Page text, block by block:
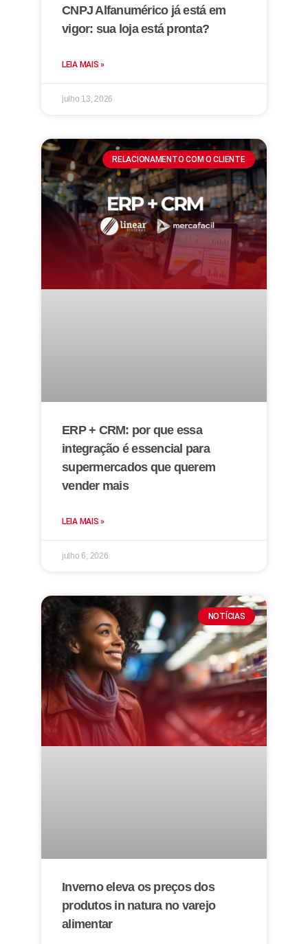
CNPJ Alfanumérico já está em
vigor: sua loja está pronta?
LEIA MAIS »
julho 13, 2026
RELACIONAMENTO COM O CLIENTE
ERP + CRM: por que essa
integração é essencial para
supermercados que querem
vender mais
LEIA MAIS »
julho 6, 2026
NOTÍCIAS
Inverno eleva os preços dos
produtos in natura no varejo
alimentar